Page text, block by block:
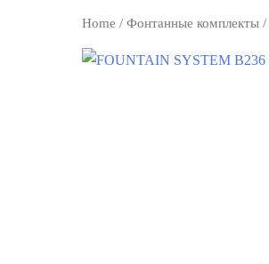
Home / Фонтанные комплекты/